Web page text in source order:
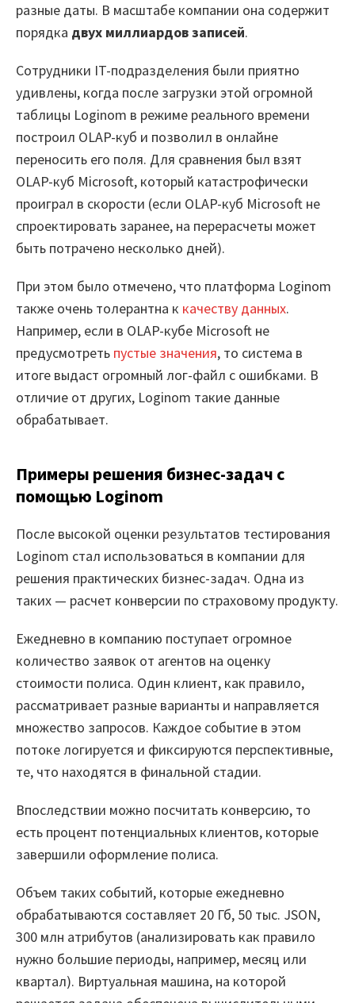
Платформа
Маркетплейс
Цены
Обучение
Блог
Вход
разные даты. В масштабе компании она содержит
порядка двух миллиардов записей.
Сотрудники IT-подразделения были приятно
удивлены, когда после загрузки этой огромной
таблицы Loginom в режиме реального времени
построил OLAP-куб и позволил в онлайне
переносить его поля. Для сравнения был взят
OLAP-куб Microsoft, который катастрофически
проиграл в скорости (если OLAP-куб Microsoft не
спроектировать заранее, на перерасчеты может
быть потрачено несколько дней).
При этом было отмечено, что платформа Loginom
также очень толерантна к качеству данных.
Например, если в OLAP-кубе Microsoft не
предусмотреть пустые значения, то система в
итоге выдаст огромный лог-файл с ошибками. В
отличие от других, Loginom такие данные
обрабатывает.
Примеры решения бизнес-задач с
помощью Loginom
После высокой оценки результатов тестирования
Loginom стал использоваться в компании для
решения практических бизнес-задач. Одна из
таких — расчет конверсии по страховому продукту.
Ежедневно в компанию поступает огромное
количество заявок от агентов на оценку
стоимости полиса. Один клиент, как правило,
рассматривает разные варианты и направляется
множество запросов. Каждое событие в этом
потоке логируется и фиксируются перспективные,
те, что находятся в финальной стадии.
Впоследствии можно посчитать конверсию, то
есть процент потенциальных клиентов, которые
завершили оформление полиса.
Объем таких событий, которые ежедневно
обрабатываются составляет 20 Гб, 50 тыс. JSON,
300 млн атрибутов (анализировать как правило
нужно большие периоды, например, месяц или
квартал). Виртуальная машина, на которой